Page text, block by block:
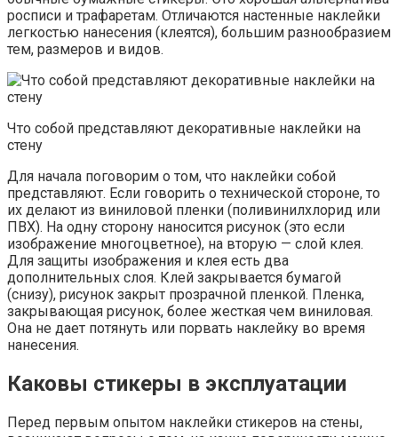
росписи и трафаретам. Отличаются настенные наклейки
легкостью нанесения (клеятся), большим разнообразием
тем, размеров и видов.
Что собой представляют декоративные наклейки на
стену
Для начала поговорим о том, что наклейки собой
представляют. Если говорить о технической стороне, то
их делают из виниловой пленки (поливинилхлорид или
ПВХ). На одну сторону наносится рисунок (это если
изображение многоцветное), на вторую — слой клея.
Для защиты изображения и клея есть два
дополнительных слоя. Клей закрывается бумагой
(снизу), рисунок закрыт прозрачной пленкой. Пленка,
закрывающая рисунок, более жесткая чем виниловая.
Она не дает потянуть или порвать наклейку во время
нанесения.
Каковы стикеры в эксплуатации
Перед первым опытом наклейки стикеров на стены,